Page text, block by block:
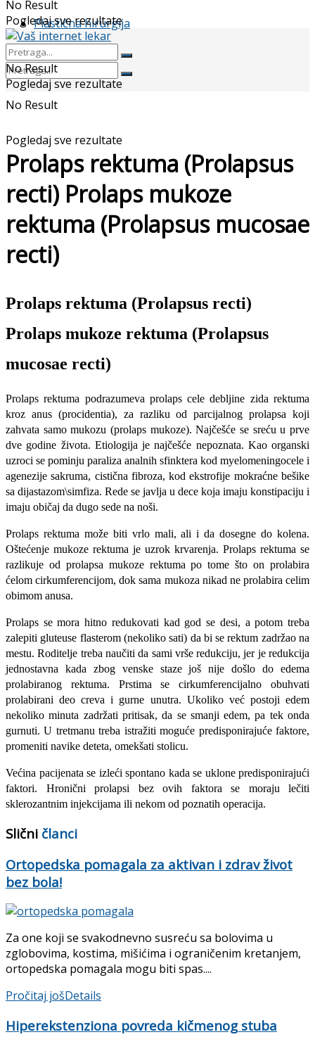
Plastična hirurgija
No Result
Pogledaj sve rezultate
No Result
Pogledaj sve rezultate
No Result
Pogledaj sve rezultate
Prolaps rektuma (Prolapsus
recti) Prolaps mukoze
rektuma (Prolapsus mucosae
recti)
Prolaps rektuma (Prolapsus recti)
Prolaps mukoze rektuma (Prolapsus
mucosae recti)
Prolaps rektuma podrazumeva prolaps cele debljine zida rektuma
kroz anus (procidentia), za razliku od parcijalnog prolapsa koji
zahvata samo mukozu (prolaps mukoze). Najčešće se sreću u prve
dve godine života. Etiologija je najčešće nepo­znata. Kao organski
uzroci se pominju paraliza analnih sfinktera kod myelomenin­gocele i
agenezije sakruma, cistična fibroza, kod ekstrofije mokraćne bešike
sa dijastazom\simfiza. Rede se javlja u dece koja imaju konstipaciju i
imaju običaj da dugo sede na noši.
Prolaps rektuma može biti vrlo mali, ali i da dosegne do kolena.
Oštećenje mukoze rektuma je uzrok krvarenja. Prolaps rektuma se
razlikuje od prolapsa mukoze rektuma po tome što on prolabira
ćelom cirkumferencijom, dok sama mukoza nikad ne prolabira celim
obimom anusa.
Prolaps se mora hitno redukovati kad god se desi, a potom treba
zalepiti gluteuse flasterom (nekoliko sati) da bi se rektum zadržao na
mestu. Roditelje treba naučiti da sami vrše redukciju, jer je redukcija
jednostavna kada zbog venske staze još nije došlo do edema
prolabiranog rektuma. Prstima se cirkumferencijalno obuh­vati
prolabirani deo creva i gurne unutra. Ukoliko već postoji edem
nekoliko minuta zadržati pritisak, da se smanji edem, pa tek onda
gurnuti. U tretmanu treba istražiti moguće predisponirajuće faktore,
promeniti navike deteta, omekšati stolicu.
Većina pacijenata se izleći spontano kada se uklone predisponirajući
faktori. Hronični prolapsi bez ovih faktora se moraju lečiti
sklerozantnim injekcijama ili nekom od poznatih operacija.
Slični članci
Ortopedska pomagala za aktivan i zdrav život
bez bola!
Za one koji se svakodnevno susreću sa bolovima u
zglobovima, kostima, mišićima i ograničenim kretanjem,
ortopedska pomagala mogu biti spas....
Pročitaj jošDetails
Hiperekstenziona povreda kičmenog stuba